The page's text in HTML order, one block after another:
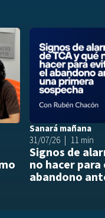
Añadir a
Sanará mañana
31/07/26
11 min
Signos de
no hacer
abandono